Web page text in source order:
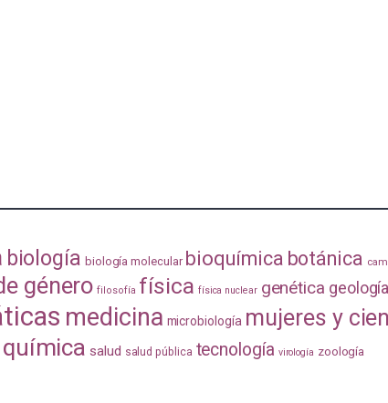
biología biología molecular bioquímica botánica
género filosofía física física nuclear genética
medicina microbiología mujeres y
química salud salud pública tecnología virología zoología